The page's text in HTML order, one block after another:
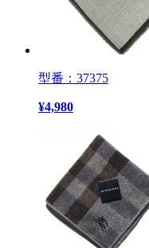
型番：37375
¥4,980